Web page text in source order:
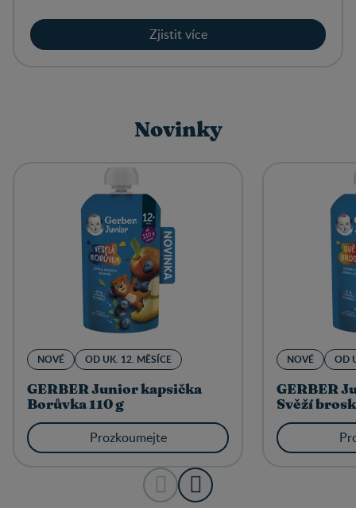
Zjistit více
Novinky
NOVÉ OD UK. 12. MĚSÍCE
GERBER Junior kapsička
Borůvka 110 g
Prozkoumejte
NOVÉ OD
GERBER
Svěží